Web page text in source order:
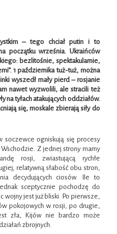
– tego chciał putin i to
początku września. Ukraińców
bezlitośnie, spektakularnie,
1 października tuż-tuż, można
wyszedł mały pierd – rosjanie
nawet wyzwolili, ale stracili też
na tyłach atakujących oddziałów.
się, moskale zbierają siły do
soczewce ogniskują się procesy
Z jednej strony mamy
rosji, zwiastującą rychłe
relatywną słabość obu stron,
decydujących ciosów. Ile to
sceptycznie pochodzę do
wojny jest już bliski. Po pierwsze,
pokojowych w rosji, po drugie,
zła, Kijów nie bardzo może
zbrojnych.